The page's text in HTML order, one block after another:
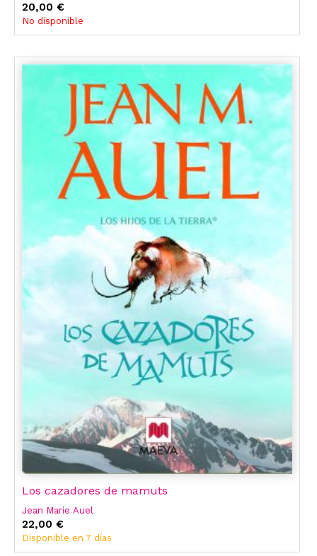
20,00 €
No disponible
Los cazadores de mamuts
Jean Marie Auel
22,00 €
Disponible en 7 días